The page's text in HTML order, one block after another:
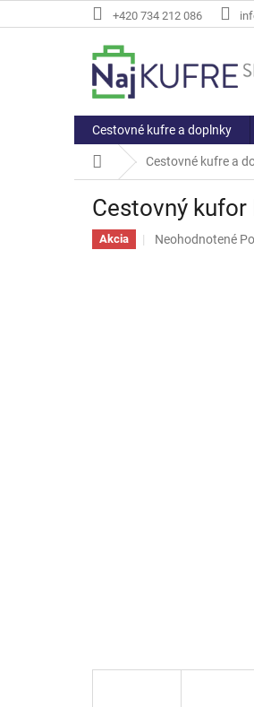
na
+420 734 212 086
Cestovné kufre a doplnky
DomovCestovné kufre a
Cestovný kufor
Akcia
Priemerné
Neohodnotené